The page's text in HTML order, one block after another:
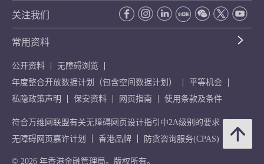
关注我们
常用资料
公开资料
无障碍浏览
年度整合开放数据计划（包含空间数据计划）
平等机会
私隐政策声明
保安资料 网页指南 使用条款及条件
符合万维网联盟有关无障碍网页设计指引中2A级别的要求
无障碍网页嘉许计划
香港品牌 防贪咨询服务(CPAS)
© 2026 年香港金融管理局。版权所有。